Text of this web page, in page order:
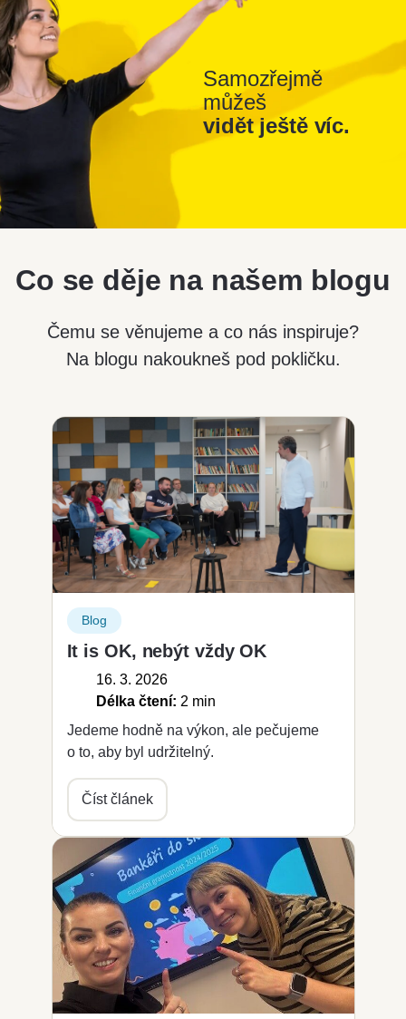
Samozřejmě
můžeš
vidět ještě víc.
Co se děje na našem blogu
Čemu se věnujeme a co nás inspiruje?
Na blogu nakoukneš pod pokličku.
Blog
It is OK, nebýt vždy OK
16. 3. 2026
Délka čtení: 2 min
Jedeme hodně na výkon, ale pečujeme
o to, aby byl udržitelný.
Číst článek